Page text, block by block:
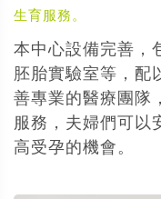
生育服務。
本中心設備完善，
胚胎實驗室等，配
善專業的醫療團隊
服務，夫婦們可以
高受孕的機會。